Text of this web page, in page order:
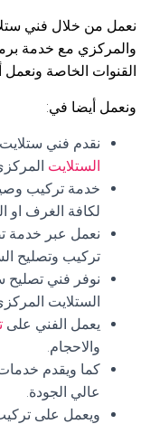
نعمل من خلال فني
والمركزي مع خدمة
القنوات الخاصة
ونعمل أيضا في:
نقدم فني
الستلايت
خدمة تركيب
لكافة الغرف
نعمل عبر خدمة
تركيب وتصليح
الستلايت
يعمل الفني على
والاحجام.
كما ويقدم
عالي الجودة.
ويعمل على